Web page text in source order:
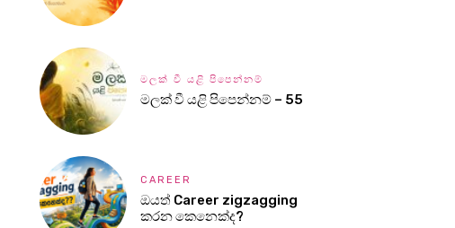
මලක් වී යළි පිපෙන්නම්
මලක් වී යළි පිපෙන්නම් – 55
CAREER
ඔයත් Career zigzagging
කරන කෙනෙක්ද?